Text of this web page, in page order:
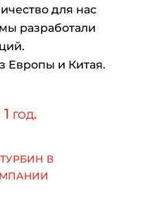
для нас
разработали
Европы и Китая.
год.
в